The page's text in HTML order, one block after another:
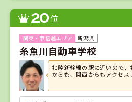
20位
新潟県
糸魚川自動車学校
北陸新幹線の駅に近いので
からも、関西からもアクセス